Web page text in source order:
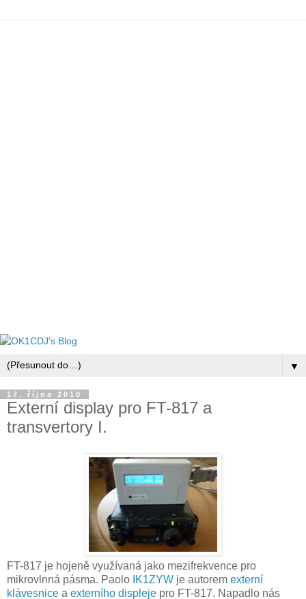
▼
17. října 2010
Externí display pro FT-817 a
transvertory I.
FT-817 je hojeně využívaná jako mezifrekvence pro
mikrovlnná pásma. Paolo IK1ZYW je autorem externí
klávesnice a externího displeje pro FT-817. Napadlo nás